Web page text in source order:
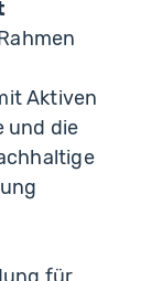
Aktiven
und die